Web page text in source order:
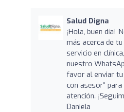
Salud Digna
¡Hola, buen día!
más acerca de
servicio en
nuestro
favor al enviar
con asesor"
atención.
Daniela